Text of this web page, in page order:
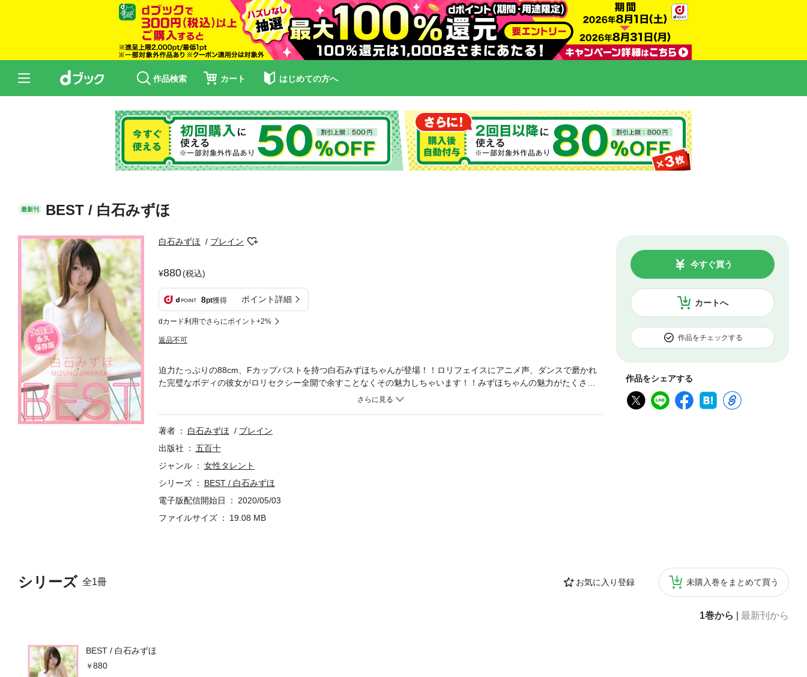
作品検索 カート はじめての方へ
最新刊 BEST / 白石みずほ
白石みずほ ブレイン
880(税込)
8pt獲得 ポイント詳細
dカード利用でさらにポイント+2%
返品不可
カートへ
今すぐ買う
作品をチェックする
作品をシェアする
シリーズ 全1冊 お気に入り登録 未購入巻をまとめて買う
1巻から 最新刊から
BEST / 白石みずほ
880
迫力たっぷりの88cm、Fカップバストを持つ白石みずほちゃんが登場！！ロリフェイスにアニメ声、ダンスで磨かれ
た完璧なボディの彼女がロリセクシー全開で余すことなくその魅力しちゃいます！！みずほちゃんの魅力がたくさん
詰まったベスト写真集です！！大容量の永久保存版！！◆名前： 白石みずほ※撮影時、全てのモデルが18歳以上で
著者 白石みずほ
ブレイン
出版社
五百十
ジャンル
女性タレント
シリーズ
BEST / 白石みずほ
電子版配信開始日
2020/05/03
ファイルサイズ
19.08 MB